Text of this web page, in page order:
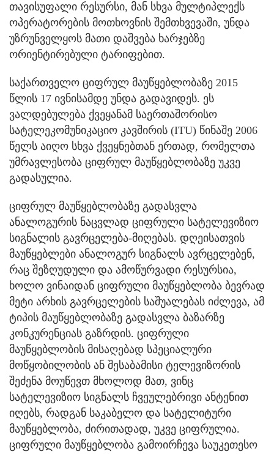
თავისუფალი რესურსი, მან სხვა მულტიპლექს
ოპერატორების მოთხოვნის შემთხვევაში, უნდა
უზრუნველყოს მათი დაშვება ხარჯებზე
ორიენტირებული ტარიფებით.
საქართველო ციფრულ მაუწყებლობაზე 2015
წლის 17 ივნისამდე უნდა გადავიდეს. ეს
ვალდებულება ქვეყანამ საერთაშორისო
სატელეკომუნიკაციო კავშირის (ITU) წინაშე 2006
წელს აიღო სხვა ქვეყნებთან ერთად, რომელთა
უმრავლესობა ციფრულ მაუწყებლობაზე უკვე
გადასულია.
ციფრულ მაუწყებლობაზე გადასვლა
ანალოგურის ნაცვლად ციფრული სატელევიზიო
სიგნალის გავრცელება-მიღებას. დღეისათვის
მაუწყებლები ანალოგურ სიგნალს ავრცელებენ,
რაც შეზღუდული და ამოწურვადი რესურსია,
ხოლო ვინაიდან ციფრული მაუწყებლობა ბევრად
მეტი არხის გავრცელების საშუალებას იძლევა, ამ
ტიპის მაუწყებლობაზე გადასვლა ბაზარზე
კონკურენციას გაზრდის. ციფრული
მაუწყებლობის მისაღებად სპეციალური
მოწყობილობის ან შესაბამისი ტელევიზორის
შეძენა მოუწევთ მხოლოდ მათ, ვინც
სატელევიზიო სიგნალს ჩვეულებრივი ანტენით
იღებს, რადგან საკაბელო და სატელიტური
მაუწყებლობა, ძირითადად, უკვე ციფრულია.
ციფრული მაუწყებლობა გამოირჩევა საუკეთესო